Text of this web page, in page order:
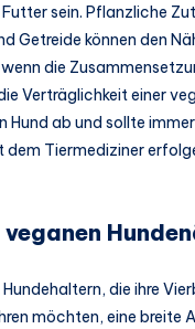
sein. Pflanzliche
Getreide können den
die
Verträglichkeit einer
Hund ab und sollte
Tiermediziner
die ihre
möchten, eine breite